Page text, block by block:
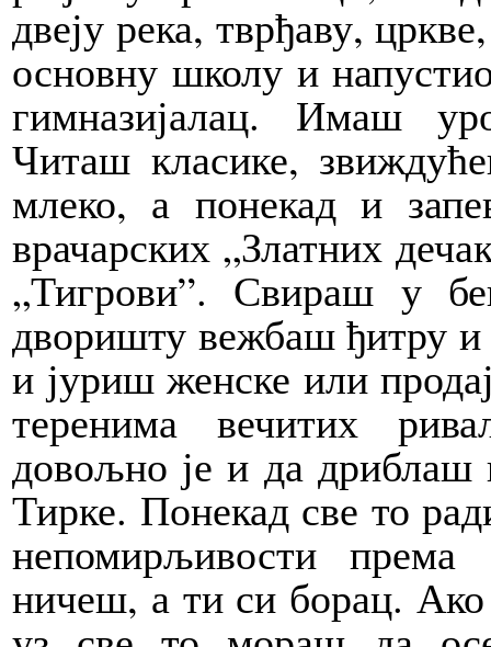
двеју река, тврђаву,
основну школу и
гимназијалац. Имаш
Читаш класике,
млеко, а понекад и
врачарских „Златних
„Тигрови”. Свираш у
дворишту вежбаш ђитру
и јуриш женске или
теренима вечитих
довољно је и да
Тирке. Понекад све то
непомирљивости
ничеш, а ти си борац.